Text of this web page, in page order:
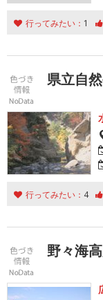
行ってみたい： 1
県立自
行ってみたい： 4
野々海